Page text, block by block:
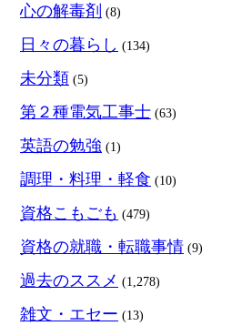
心の解毒剤 (8)
日々の暮らし (134)
未分類 (5)
第２種電気工事士 (63)
英語の勉強 (1)
調理・料理・軽食 (10)
資格こもごも (479)
資格の就職・転職事情 (9)
過去のススメ (1,278)
雑文・エセー (13)